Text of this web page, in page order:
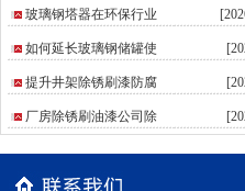
玻璃钢塔器在环保行业
如何延长玻璃钢储罐使
提升井架除锈刷漆防腐
厂房除锈刷油漆公司除